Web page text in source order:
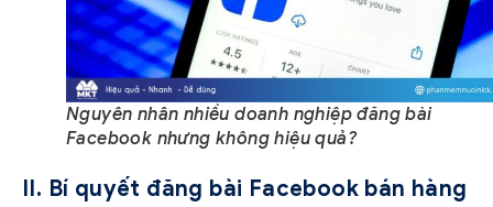
Nguyên nhân nhiều doanh nghiệp đăng bài
Facebook nhưng không hiệu quả?
II. Bí quyết đăng bài Facebook bán hàng